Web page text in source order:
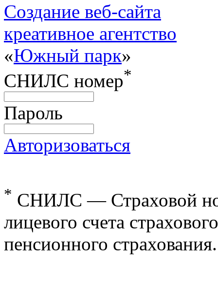
Cоздание веб-сайта
креативное агентство
«Южный парк»
СНИЛС номер*
Пароль
Авторизоваться
* СНИЛС — Страховой
лицевого счета
пенсионного страхования.